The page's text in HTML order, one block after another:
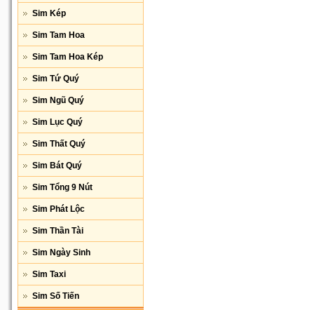
Sim Kép
Sim Tam Hoa
Sim Tam Hoa Kép
Sim Tứ Quý
Sim Ngũ Quý
Sim Lục Quý
Sim Thất Quý
Sim Bát Quý
Sim Tổng 9 Nút
Sim Phát Lộc
Sim Thần Tài
Sim Ngày Sinh
Sim Taxi
Sim Số Tiến